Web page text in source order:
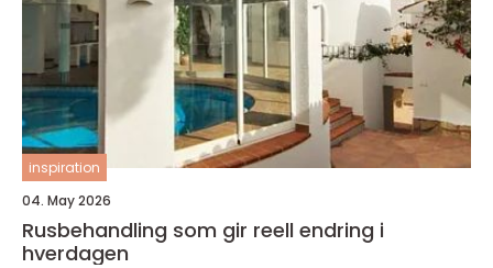
inspiration
04. May 2026
Rusbehandling som gir reell endring i
hverdagen